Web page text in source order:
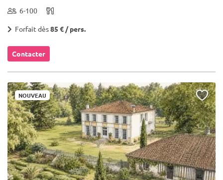
6-100
Forfait dès85 € / pers.
Contacter
NOUVEAU